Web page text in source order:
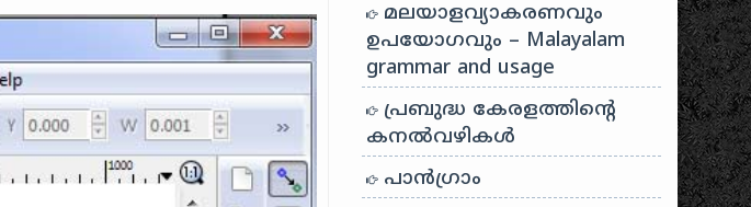
മലയാളവ്യാകരണവും
ഉപയോഗവും – Malayalam
grammar and usage
പ്രബുദ്ധ കേരളത്തിന്റെ
കനൽവഴികൾ
പാന്‍ഗ്രാം